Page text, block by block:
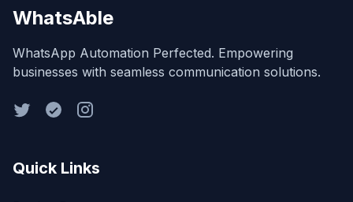
WhatsAble
WhatsApp Automation Perfected. Empowering
businesses with seamless communication solutions.
Quick Links